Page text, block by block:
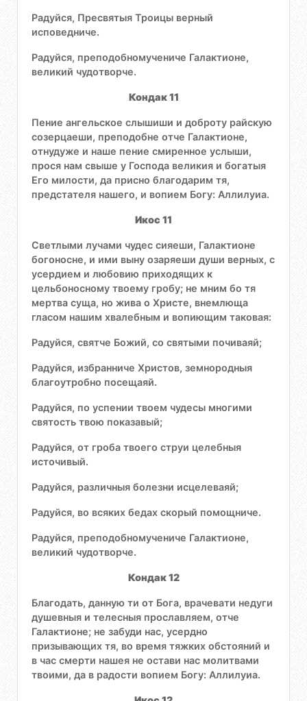
Радуйся, Пресвятыя Троицы верный
исповедниче.
Радуйся, преподобномучениче Галактионе,
великий чудотворче.
Кондак 11
Пение ангельское слышиши и доброту райскую
созерцаеши, преподобне отче Галактионе,
отнудуже и наше пение смиренное услыши,
прося нам свыше у Господа великия и богатыя
Его милости, да присно благодарим тя,
предстателя нашего, и вопием Богу: Аллилуиа.
Икос 11
Светлыми лучами чудес сияеши, Галактионе
богоносне, и ими выну озаряеши души верных, с
усердием и любовию приходящих к
цельбоносному твоему гробу; не мним бо тя
мертва суща, но жива о Христе, внемлюща
гласом нашим хвалебным и вопиющим таковая:
Радуйся, святче Божий, со святыми почиваяй;
Радуйся, избранниче Христов, земнородныя
благоутробно посещаяй.
Радуйся, по успении твоем чудесы многими
святость твою показавый;
Радуйся, от гроба твоего струи целебныя
источивый.
Радуйся, различныя болезни исцелеваяй;
Радуйся, во всяких бедах скорый помощниче.
Радуйся, преподобномучениче Галактионе,
великий чудотворче.
Кондак 12
Благодать, данную ти от Бога, врачевати недуги
душевныя и телесныя прославляем, отче
Галактионе; не забуди нас, усердно
призывающих тя, во время тяжких обстояний и
в час смерти нашея не остави нас молитвами
твоими, да в радости вопием Богу: Аллилуиа.